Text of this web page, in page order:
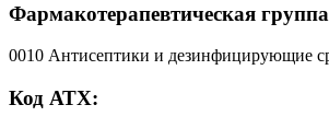
Фармакотерапевтическая группа
0010 Антисептики и дезинфицирующие
Код АТХ: